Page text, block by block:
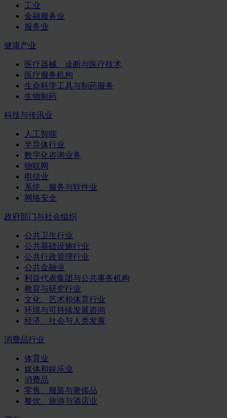
工业
金融服务业
服务业
健康产业
医疗器械、诊断与医疗技术
医疗服务机构
生命科学工具与制药服务
生物制药
科技与传讯业
人工智能
半导体行业
数字化咨询业务
物联网
电信业
系统、服务与软件业
网络安全
政府部门与社会组织
公共卫生行业
公共基础设施行业
公共行政管理行业
公共金融业
利益代表集团与公共事务机构
教育与研究行业
文化、艺术和体育行业
环境与可持续发展咨询
经济、社会与人类发展
消费品行业
体育业
媒体和娱乐业
消费品
零售、服装与奢侈品
餐饮、旅游与酒店业